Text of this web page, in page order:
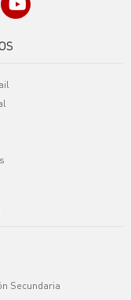
Secundaria